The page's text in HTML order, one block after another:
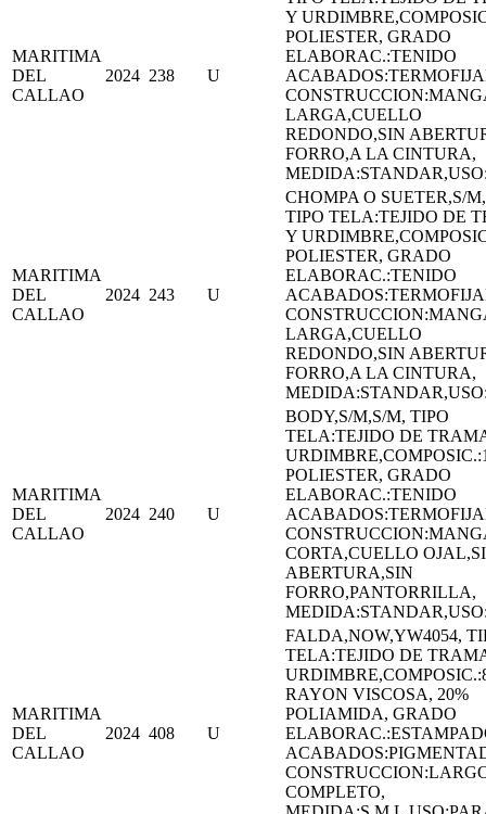
MARITIMA
DEL
CALLAO
2024 238 U
Y
POLIESTER, GRADO
ELABORAC.:TENIDO
LARGA,CUELLO
REDONDO,SIN
FORRO,A LA CINTURA,
MARITIMA
DEL
CALLAO
2024 243 U
CHOMPA O SUETER,S/
TIPO TELA:TEJIDO DE
Y
POLIESTER, GRADO
ELABORAC.:TENIDO
LARGA,CUELLO
REDONDO,SIN
FORRO,A LA CINTURA,
MARITIMA
DEL
CALLAO
2024 240 U
BODY,S/M,S/M, TIPO
TELA:TEJIDO DE
POLIESTER, GRADO
ELABORAC.:TENIDO
CORTA,CUELLO
ABERTURA,SIN
FORRO,PANTORRILLA,
MARITIMA
DEL
CALLAO
2024 408 U
FALDA,NOW,YW4054,
TELA:TEJIDO DE
RAYON VISCOSA, 20%
POLIAMIDA, GRADO
COMPLETO,